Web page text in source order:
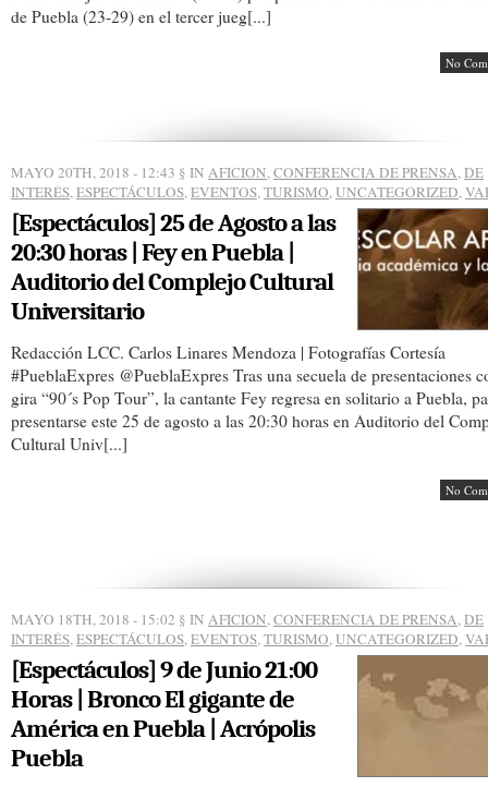
de Puebla (23-29) en el tercer jueg[...]
No
MAYO 20TH, 2018 - 12:43 § IN AFICION,CONFERENCIA DE PRENSA,DE
INTERÉS,ESPECTÁCULOS,EVENTOS,TURISMO,UNCATEGORIZED,
[Espectáculos] 25 de Agosto a las
20:30 horas | Fey en Puebla |
Auditorio del Complejo Cultural
Universitario
Redacción LCC. Carlos Linares Mendoza | Fotografías Cortesía
#PueblaExpres @PueblaExpres Tras una secuela de presentaciones
gira “90´s Pop Tour”, la cantante Fey regresa en solitario a Puebla,
presentarse este 25 de agosto a las 20:30 horas en Auditorio del
Cultural Univ[...]
No
MAYO 18TH, 2018 - 15:02 § IN AFICION,CONFERENCIA DE PRENSA,DE
INTERÉS,ESPECTÁCULOS,EVENTOS,TURISMO,UNCATEGORIZED,
[Espectáculos] 9 de Junio 21:00
Horas | Bronco El gigante de
América en Puebla | Acrópolis
Puebla